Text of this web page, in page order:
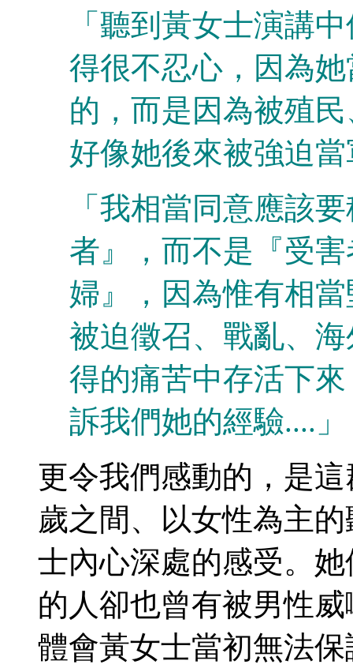
「聽到黃女士演講
得很不忍心，因為
的，而是因為被殖
好像她後來被強迫
「我相當同意應該
者』，而不是『受
婦』，因為惟有相
被迫徵召、戰亂、
得的痛苦中存活下
訴我們她的經驗....」
更令我們感動的，是
歲之間、以女性為主
士內心深處的感受。
的人卻也曾有被男性
體會黃女士當初無法